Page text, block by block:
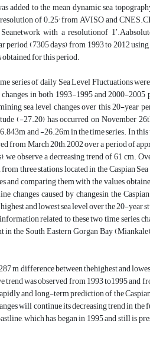
added to the mean dynamic sea
of 0.25° from AVISO and
with a resolutionof
period (7305 days) from 1993 to 2012
obtained for this period.
series of daily Sea Level Fluctuations
in both 1993-1995 and 2000-2005
sea level changes over this 20-year
(-27.20) has occurred on November
and -26.26m in the time series. In this
from March 20th, 2002 over a period of
observe a decreasing trend of 61 cm.
three stations located in the Caspian Sea
and comparing them with the values
caused by changesin the
and lowest sea level over the 20-year
related to these two time series,
in the South Eastern Gorgan Bay
m difference between thehighest and
trend was observed from 1993 to1995 and
and long-term prediction of the
will continue its decreasing trend in
which has began in 1995 and still is